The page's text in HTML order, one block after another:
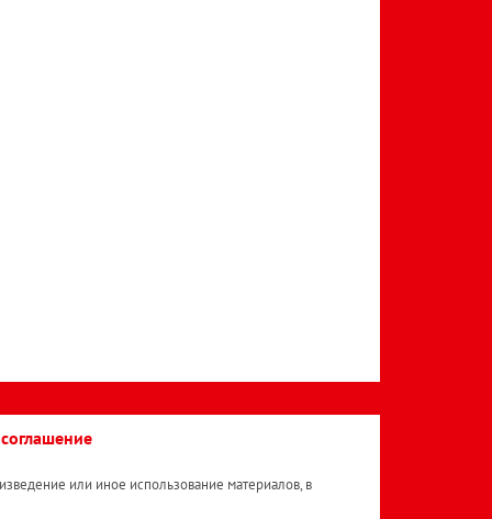
или иное использование материалов, в